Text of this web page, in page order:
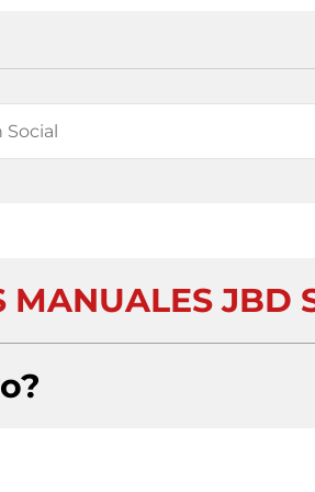
MANUALES JBD